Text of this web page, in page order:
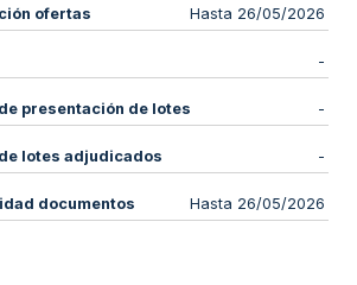
ofertas Hasta 26/05/2026
-
presentación de lotes -
lotes adjudicados -
documentos Hasta 26/05/2026